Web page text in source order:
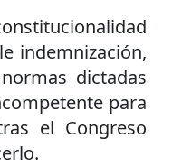
indemnización,
dictadas
para
el Congreso